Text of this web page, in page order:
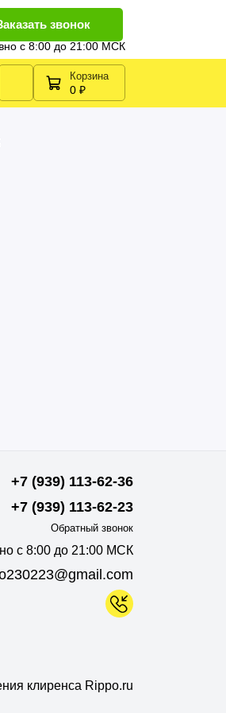
звонок
с 8:00 до 21:00 МСК
Корзина
0 ₽
+7 (939) 113-62-36
+7 (939) 113-62-23
Обратный звонок
с 8:00 до 21:00 МСК
клиренса Rippo.ru